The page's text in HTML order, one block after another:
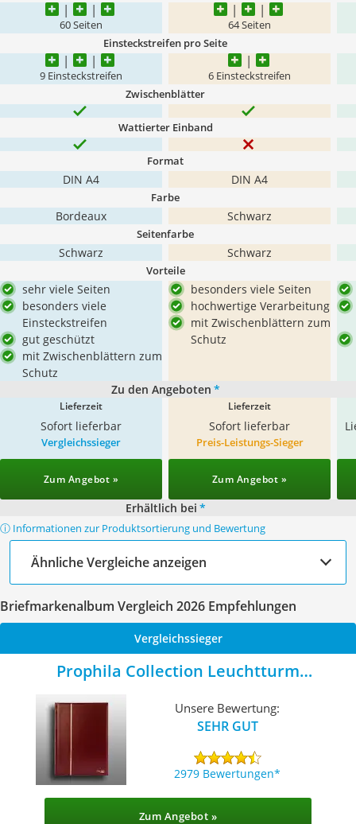
60 Seiten 64 Seiten
Einsteckstreifen pro Seite
9 Einsteckstreifen 6 Einsteckstreifen
Zwischenblätter
Wattierter Einband
Format
DIN A4 DIN A4
Farbe
Bordeaux Schwarz
Seitenfarbe
Schwarz Schwarz
Vorteile
sehr viele Seiten
besonders viele
Einsteckstreifen
gut geschützt
mit Zwischenblättern zum
Schutz
besonders viele Seiten
hochwertige Verarbeitung
mit Zwischenblättern zum
Schutz
Zu den Angeboten *
Lieferzeit
Sofort lieferbar
Lieferzeit
Sofort lieferbar
Vergleichssieger
Zum Angebot »
Preis-Leistungs-Sieger
Zum Angebot »
Erhältlich bei *
ⓘ Informationen zur Produktsortierung und Bewertung
Ähnliche Vergleiche anzeigen
Briefmarkenalbum Vergleich 2026 Empfehlungen
Vergleichssieger
Prophila Collection Leuchtturm
Unsere Bewertung:
SEHR GUT
2979 Bewertungen
Zum Angebot »